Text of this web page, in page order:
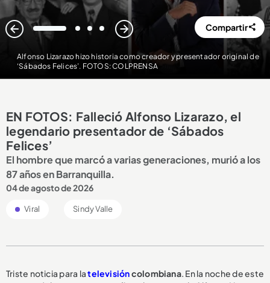
Alfonso Lizarazo hizo historia como creador y presentador original de
‘Sábados Felices’. FOTOS: COLPRENSA
1 2 3 4 Compartir
EN FOTOS: Falleció Alfonso Lizarazo, el
legendario presentador de ‘Sábados
Felices’
El hombre que marcó a varias generaciones, murió a los
87 años en Barranquilla.
04 de agosto de 2026
Viral Sindy Valle
Triste noticia para latelevisióncolombiana. En la noche de este